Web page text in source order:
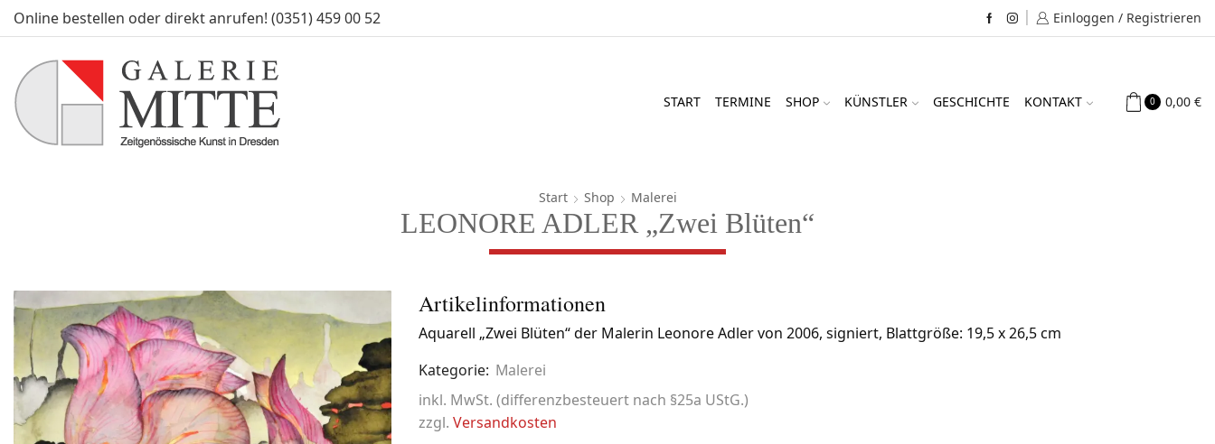
Online bestellen oder direkt anrufen! (0351) 459 00 52 FacebookInstagramEinloggen / Registrieren
START TERMINE SHOP KÜNSTLER GESCHICHTE KONTAKT 0 0,00 €
Start Shop Malerei
LEONORE ADLER „Zwei Blüten“
Artikelinformationen
Aquarell „Zwei Blüten“ der Malerin Leonore Adler von 2006, signiert, Blattgröße: 19,5 x 26,5 cm
Kategorie: Malerei
inkl. MwSt. (differenzbesteuert nach §25a UStG.)
zzgl. Versandkosten